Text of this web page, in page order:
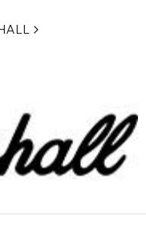
Stack Mode
который будет
вашего